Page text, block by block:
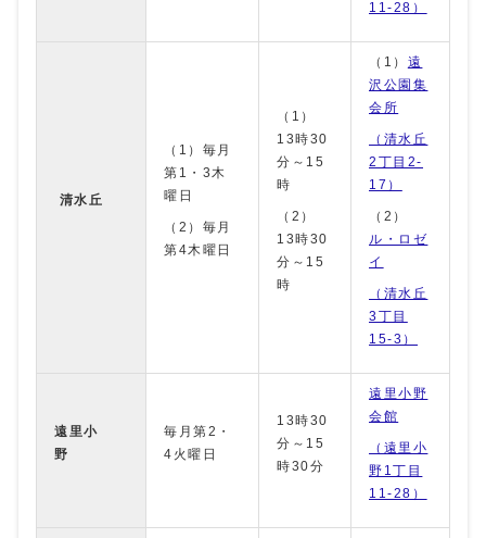
11-28）
清水丘
（1）毎月
第1・3木
曜日
（2）毎月
第4木曜日
（1）
13時30
分～15
時
（2）
13時30
分～15
時
（1） 遠
沢公園集
会所
（清水丘
2丁目2-
17）
（2）
ル・ロゼ
イ
（清水丘
3丁目
15-3）
遠里小
野
毎月第2・
4火曜日
13時30
分～15
時30分
遠里小野
会館
（遠里小
野1丁目
11-28）